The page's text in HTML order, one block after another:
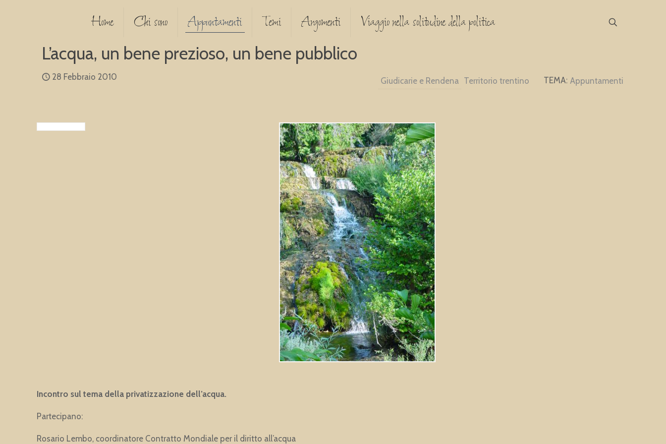
Home Chi sono Appuntamenti Temi Argomenti Viaggio nella solitudine della politica
L’acqua, un bene prezioso, un bene pubblico
28 Febbraio 2010 Appuntamenti
Giudicarie e Rendena Territorio trentino
Incontro sul tema della privatizzazione dell’acqua.
Partecipano:
Rosario Lembo, coordinatore Contratto Mondiale per il diritto all’acqua